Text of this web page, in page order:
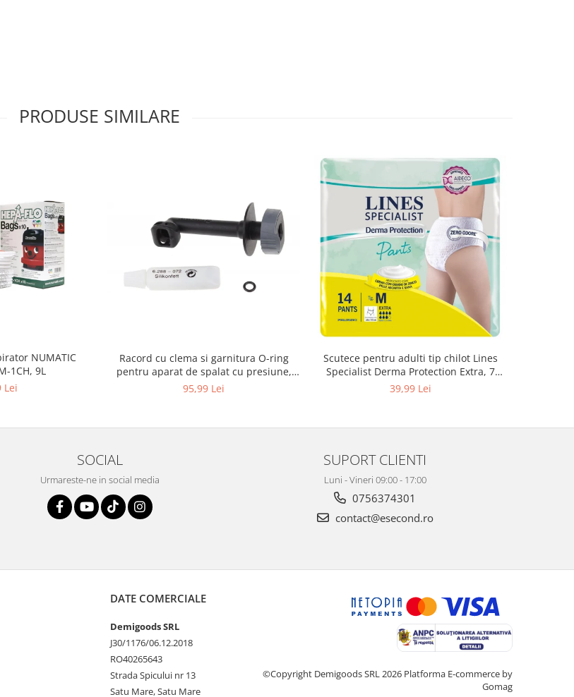
PRODUSE SIMILARE
NUMATIC
1CH, 9L
Lei
Racord cu clema si garnitura O-ring
pentru aparat de spalat cu presiune,
KARCHER 4.064-047.0, K2, K3, K4
95,99 Lei
Scutece pentru adulti tip chilot Lines
Specialist Derma Protection Extra, 7
picaturi, marimea M, 14 bucati
39,99 Lei
SOCIAL
Urmareste-ne in social media
SUPORT CLIENTI
Luni - Vineri 09:00 - 17:00
0756374301
contact@esecond.ro
DATE COMERCIALE
Demigoods SRL
J30/1176/06.12.2018
RO40265643
Strada Spicului nr 13
Satu Mare, Satu Mare
©Copyright Demigoods SRL 2026 Platforma E-commerce by
Gomag